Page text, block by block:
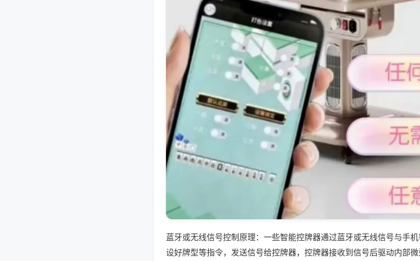
蓝牙或无线信号控制原理：一些智能控牌器通过蓝牙或无线信号与手
设好牌型等指令，发送信号给控牌器，控牌器接收到信号后驱动内部